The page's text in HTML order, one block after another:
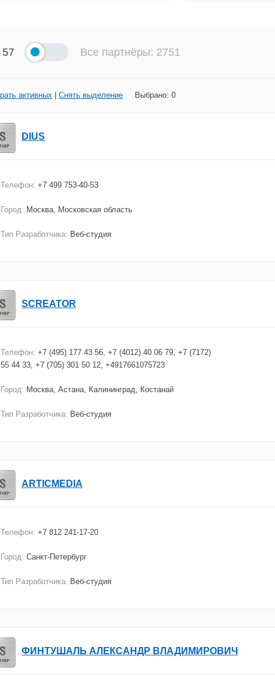
Все партнёры: 2751
активных | Снять выделение Выбрано: 0
DIUS
Телефон: +7 499 753-40-53
Город: Москва, Московская область
Тип Разработчика: Веб-студия
SCREATOR
Телефон: +7 (495) 177 43 56, +7 (4012) 40 06 79, +7 (7172)
55 44 33, +7 (705) 301 50 12, +4917661075723
Город: Москва, Астана, Калининград, Костанай
Тип Разработчика: Веб-студия
ARTICMEDIA
Телефон: +7 812 241-17-20
Город: Санкт-Петербург
Тип Разработчика: Веб-студия
ФИНТУШАЛЬ АЛЕКСАНДР ВЛАДИМИРОВИЧ